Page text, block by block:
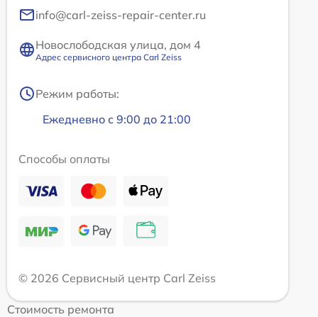
info@carl-zeiss-repair-center.ru
Новослободская улица, дом 4
Адрес сервисного центра Carl Zeiss
Режим работы:
Ежедневно с 9:00 до 21:00
Способы оплаты
© 2026 Сервисный центр Carl Zeiss
Стоимость ремонта